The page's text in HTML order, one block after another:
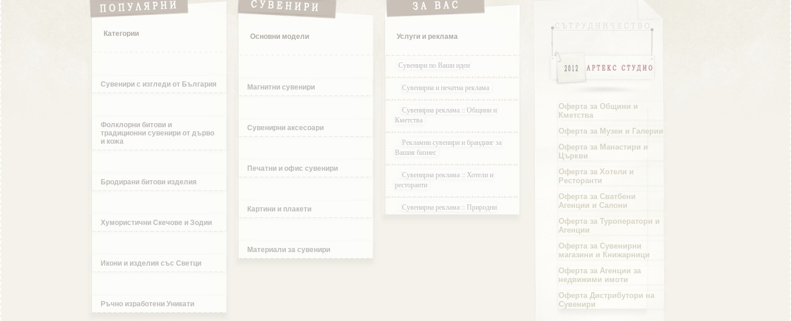
Област Русе
Област Силистра
Област Сливен
Област Смолян
Категории
Сувенири с изгледи от България
Фолклорни битови и
традиционни сувенири от дърво
и кожа
Бродирани битови изделия
Хумористични Скечове и Зодии
Икони и изделия със Светци
Ръчно изработени Уникати
Основни модели
Магнитни сувенири
Сувенирни аксесоари
Печатни и офис сувенири
Картини и плакети
Материали за сувенири
Услуги и реклама
Сувенири по Ваши идеи
Сувенирна и печатна реклама
Сувенирна реклама :: Общини и
Кметства
Рекламни сувенири и брандинг за
Вашия бизнес
Сувенирна реклама :: Хотели и
ресторанти
Сувенирна реклама :: Природни
паркове и Резервати
Оферта за Общини и
Кметства
Оферта за Музеи и Галерии
Оферта за Манастири и
Църкви
Оферта за Хотели и
Ресторанти
Оферта за Сватбени
Агенции и Салони
Оферта за Туроператори и
Агенции
Оферта за Сувенирни
магазини и Книжарници
Оферта за Агенции за
недвижими имоти
Оферта Дистрибутори на
Сувенири